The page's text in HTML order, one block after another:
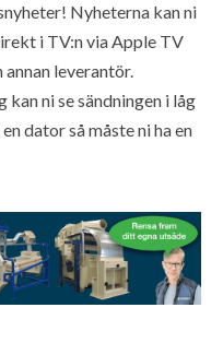
Nyheterna kan ni
i TV:n via Apple TV
leverantör.
ni se sändningen i låg
dator så måste ni ha en